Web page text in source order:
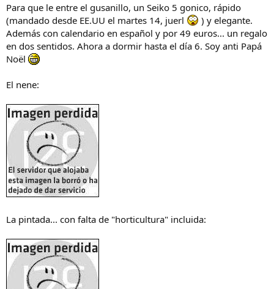
i
l
o
Para que le entre el gusanillo, un Seiko 5 gonico, rápido
(mandado desde EE.UU el martes 14, juerl
) y elegante.
Además con calendario en español y por 49 euros... un regalo
en dos sentidos. Ahora a dormir hasta el día 6. Soy anti Papá
Noël
El nene:
La pintada... con falta de "horticultura" incluida: